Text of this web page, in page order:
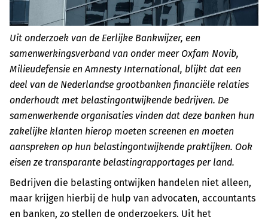
Uit onderzoek van de Eerlijke Bankwijzer, een
samenwerkingsverband van onder meer Oxfam Novib,
Milieudefensie en Amnesty International, blijkt dat een
deel van de Nederlandse grootbanken financiële relaties
onderhoudt met belastingontwijkende bedrijven. De
samenwerkende organisaties vinden dat deze banken hun
zakelijke klanten hierop moeten screenen en moeten
aanspreken op hun belastingontwijkende praktijken. Ook
eisen ze transparante belastingrapportages per land.
Bedrijven die belasting ontwijken handelen niet alleen,
maar krijgen hierbij de hulp van advocaten, accountants
en banken, zo stellen de onderzoekers. Uit het